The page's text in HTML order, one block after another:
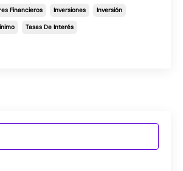
Financieros Inversiones Inversión
Tasas De Interés